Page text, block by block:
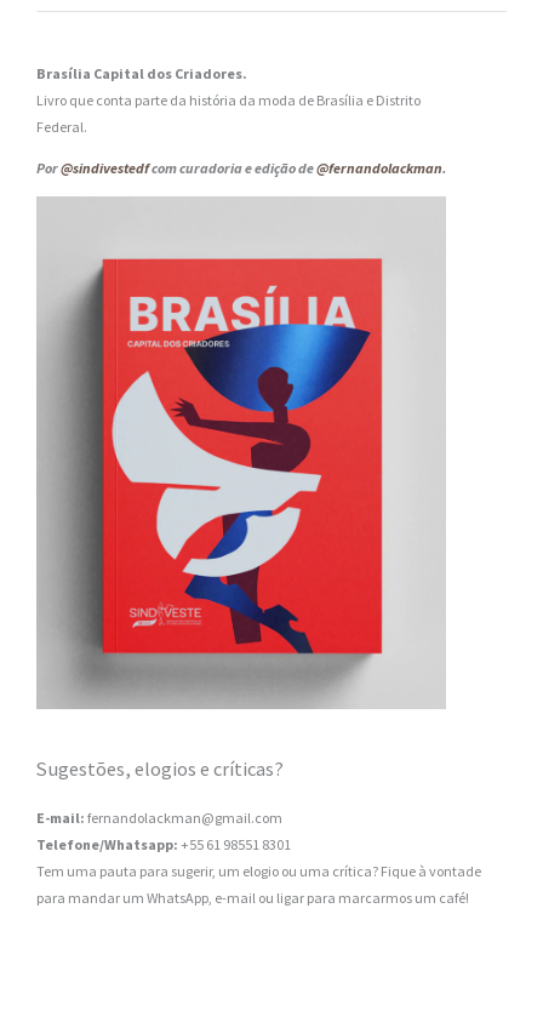
Brasília Capital dos Criadores.
Livro que conta parte da história da moda de Brasília e Distrito
Federal.
Por@sindivestedfcom curadoria e edição de@fernandolackman.
Sugestões, elogios e críticas?
E-mail: fernandolackman@gmail.com
Telefone/Whatsapp: +55 61 98551 8301
Tem uma pauta para sugerir, um elogio ou uma crítica? Fique à vontade
para mandar um WhatsApp, e-mail ou ligar para marcarmos um café!